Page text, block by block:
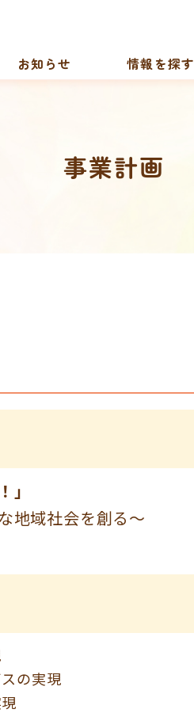
お知らせ 情報を探す
事業計画
地域社会を創る～
の実現